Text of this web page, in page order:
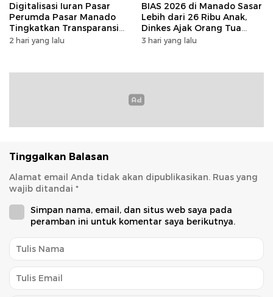
Digitalisasi Iuran Pasar
Perumda Pasar Manado
Tingkatkan Transparansi
dan Tata Kelola Keuangan
2 hari yang lalu
BIAS 2026 di Manado Sasar
Lebih dari 26 Ribu Anak,
Dinkes Ajak Orang Tua
Dukung Imunisasi
3 hari yang lalu
Tinggalkan Balasan
Alamat email Anda tidak akan dipublikasikan. Ruas yang
wajib ditandai *
Simpan nama, email, dan situs web saya pada
peramban ini untuk komentar saya berikutnya.